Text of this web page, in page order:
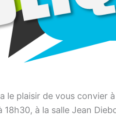
le plaisir de vous convier
à la salle Jean